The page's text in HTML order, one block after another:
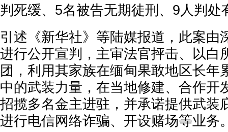
判死缓、5名被告无期徒刑、9人判处
引述《新华社》等陆媒报道，此案由
进行公开宣判，主审法官抨击、以白
团，利用其家族在缅甸果敢地区长年
中的武装力量，在当地修建、合作开
招揽多名金主进驻，并承诺提供武装
进行电信网络诈骗、开设赌场等业务